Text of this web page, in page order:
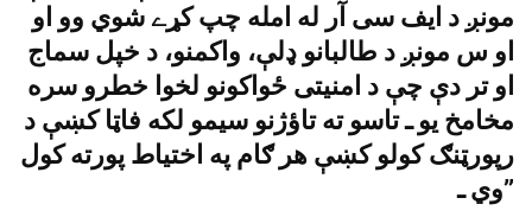
مونږ د ايف سى آر له امله چپ کړے شوي وو او
او س مونږ د طالبانو ډلې، واکمنو، د خپل سماج
او تر دې چې د امنيتى ځواکونو لخوا خطرو سره
مخامخ يو ـ تاسو ته تاؤژنو سيمو لکه فاټا کښې د
رپورټنګ کولو کښې هر ګام په اختياط پورته کول
وي ـ”